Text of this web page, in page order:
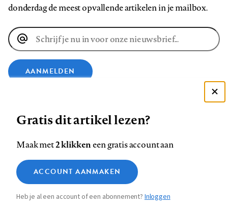
donderdag de meest opvallende artikelen in je mailbox.
E-
mailadres
AANMELDEN
op
Facebook
op
LinkedIn
op
Bluesky
ons
op
InstagramYouTube
Footer
Contact Colofon Disclaimer Privacy
Medische vragen verdienen
betrouwbare antwoorden
Zie onze cookie policy
Analytische cookies
Marketing cookies
Gratis dit artikel lezen?
Maak met2 klikkeneen gratis account aan
ACCOUNT AANMAKEN
Heb je al een account of een abonnement?Inloggen